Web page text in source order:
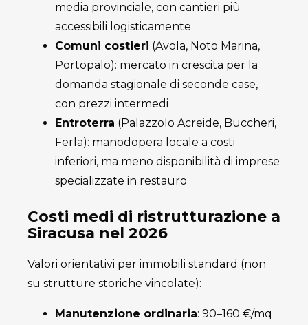
media provinciale, con cantieri più
accessibili logisticamente
Comuni costieri (Avola, Noto Marina,
Portopalo): mercato in crescita per la
domanda stagionale di seconde case,
con prezzi intermedi
Entroterra (Palazzolo Acreide, Buccheri,
Ferla): manodopera locale a costi
inferiori, ma meno disponibilità di imprese
specializzate in restauro
Costi medi di ristrutturazione a
Siracusa nel 2026
Valori orientativi per immobili standard (non
su strutture storiche vincolate):
Manutenzione ordinaria: 90–160 €/mq